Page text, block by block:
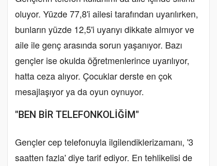
oluyor. Yüzde 77,8'i ailesi tarafından uyarılırken,
bunların yüzde 12,5'i uyarıyı dikkate almıyor ve
aile ile genç arasında sorun yaşanıyor. Bazı
gençler ise okulda öğretmenlerince uyarılıyor,
hatta ceza alıyor. Çocuklar derste en çok
mesajlaşıyor ya da oyun oynuyor.
"BEN BİR TELEFONKOLİĞİM"
Gençler cep telefonuyla ilgilendiklerizamanı, '3
saatten fazla' diye tarif ediyor. En tehlikelisi de